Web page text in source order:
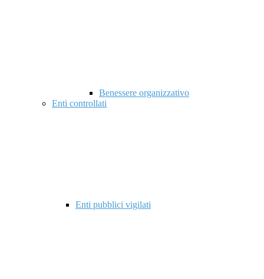
Benessere organizzativo
Enti controllati
Enti pubblici vigilati